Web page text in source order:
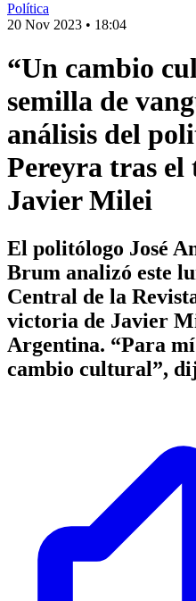
Política
20 Nov 2023 • 18:04
“Un cambio
semilla de
análisis del
Pereyra tras
Javier Milei
El politólogo José
Brum analizó este
Central de la
victoria de Javier
Argentina. “Para
cambio cultural”,